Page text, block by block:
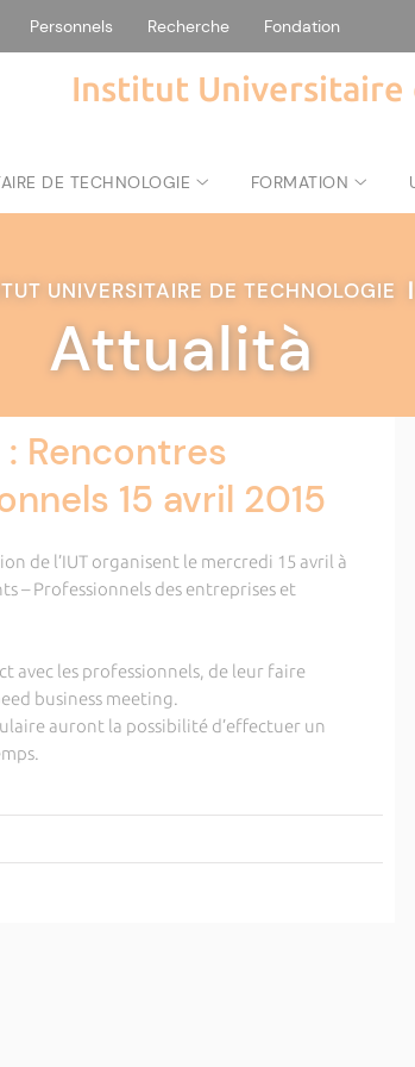
Personnels Recherche Fondation
Institut Universitaire
DE TECHNOLOGIE FORMATION
UNIVERSITAIRE DE TECHNOLOGIE |
Attualità
Rencontres
15 avril 2015
de l’IUT organisent le mercredi 15 avril à
– Professionnels des entreprises et
avec les professionnels, de leur faire
business meeting.
auront la possibilité d’effectuer un